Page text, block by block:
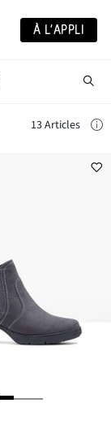
À L’APPLI
13 Articles